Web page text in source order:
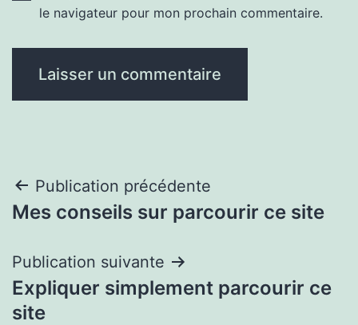
le navigateur pour mon prochain commentaire.
Navigation
de
l’article
Publication précédente
Mes conseils sur parcourir ce site
Publication suivante
Expliquer simplement parcourir ce
site